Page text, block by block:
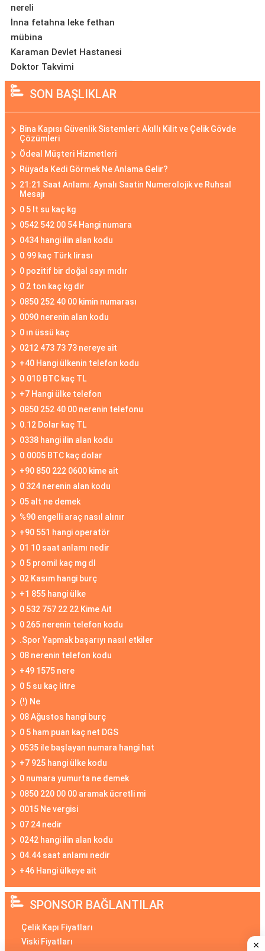
nereli
İnna fetahna leke fethan
mübina
Karaman Devlet Hastanesi
Doktor Takvimi
SON BAŞLIKLAR
Bina Kapısı Güvenlik Sistemleri: Akıllı Kilit ve Çelik Gövde
Çözümleri
Ödeal Müşteri Hizmetleri
Rüyada Kedi Görmek Ne Anlama Gelir?
21:21 Saat Anlamı: Aynalı Saatin Numerolojik ve Ruhsal
Mesajı
0 5 lt su kaç kg
0542 542 00 54 Hangi numara
0434 hangi ilin alan kodu
0.99 kaç Türk lirası
0 pozitif bir doğal sayı mıdır
0 2 ton kaç kg dir
0850 252 40 00 kimin numarası
0090 nerenin alan kodu
0 ın üssü kaç
0212 473 73 73 nereye ait
+40 Hangi ülkenin telefon kodu
0.010 BTC kaç TL
+7 Hangi ülke telefon
0850 252 40 00 nerenin telefonu
0.12 Dolar kaç TL
0338 hangi ilin alan kodu
0.0005 BTC kaç dolar
+90 850 222 0600 kime ait
0 324 nerenin alan kodu
05 alt ne demek
%90 engelli araç nasıl alınır
+90 551 hangi operatör
01 10 saat anlamı nedir
0 5 promil kaç mg dl
02 Kasım hangi burç
+1 855 hangi ülke
0 532 757 22 22 Kime Ait
0 265 nerenin telefon kodu
.Spor Yapmak başarıyı nasıl etkiler
08 nerenin telefon kodu
+49 1575 nere
0 5 su kaç litre
(!) Ne
08 Ağustos hangi burç
0 5 ham puan kaç net DGS
0535 ile başlayan numara hangi hat
+7 925 hangi ülke kodu
0 numara yumurta ne demek
0850 220 00 00 aramak ücretli mi
0015 Ne vergisi
07 24 nedir
0242 hangi ilin alan kodu
04.44 saat anlamı nedir
+46 Hangi ülkeye ait
SPONSOR BAĞLANTILAR
Çelik Kapı Fiyatları
Viski Fiyatları